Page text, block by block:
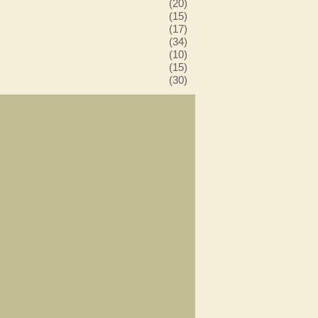
(20)
(15)
(17)
(34)
(10)
(15)
(30)